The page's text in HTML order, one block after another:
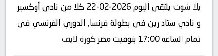
يلا شوت
يلتقى اليوم 2026-02-22 كلا من نادى أوكسير
و نادي ستاد رين فى بطولة فرنسا, الدوري الفرنسي فى
تمام الساعه 17:00 بتوقيت مصر
كورة لايف